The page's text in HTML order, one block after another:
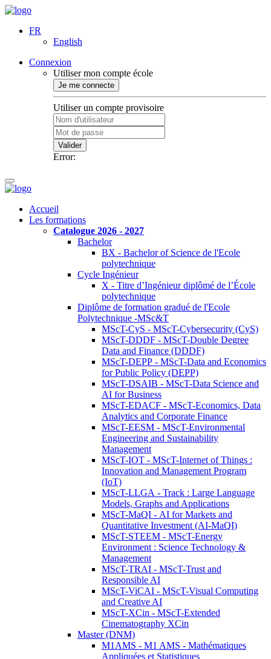
FR
English
Connexion
Utiliser mon compte école
Je me connecte
Utiliser un compte provisoire
Valider
Error:
Accueil
Les formations
Catalogue 2026 - 2027
Bachelor
BX - Bachelor of Science de l'Ecole
polytechnique
Cycle Ingénieur
X - Titre d’Ingénieur diplômé de l’École
polytechnique
Diplôme de formation gradué de l'Ecole
Polytechnique -MSc&T
MScT-CyS - MScT-Cybersecurity (CyS)
MScT-DDDF - MScT-Double Degree
Data and Finance (DDDF)
MScT-DEPP - MScT-Data and Economics
for Public Policy (DEPP)
MScT-DSAIB - MScT-Data Science and
AI for Business
MScT-EDACF - MScT-Economics, Data
Analytics and Corporate Finance
MScT-EESM - MScT-Environmental
Engineering and Sustainability
Management
MScT-IOT - MScT-Internet of Things :
Innovation and Management Program
(IoT)
MScT-LLGA - Track : Large Language
Models, Graphs and Applications
MScT-MaQI - AI for Markets and
Quantitative Investment (AI-MaQI)
MScT-STEEM - MScT-Energy
Environment : Science Technology &
Management
MScT-TRAI - MScT-Trust and
Responsible AI
MScT-ViCAI - MScT-Visual Computing
and Creative AI
MScT-XCin - MScT-Extended
Cinematography XCin
Master (DNM)
M1AMS - M1 AMS - Mathématiques
Appliquées et Statistiques